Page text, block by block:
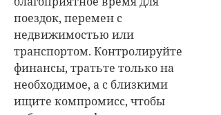
поездок, перемен с
недвижимостью или
транспортом. Контролируйте
финансы, тратьте только на
необходимое, а с близкими
ищите компромисс, чтобы